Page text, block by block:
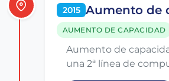
2015 Aumento de
AUMENTO DE CAPACIDAD
Aumento de
una 2ª línea de